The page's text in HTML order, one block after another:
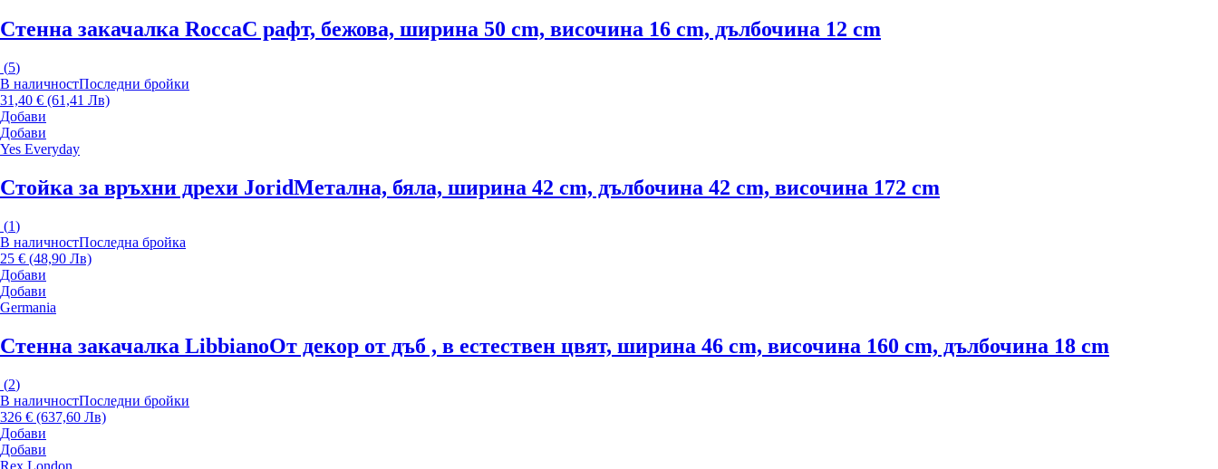
Стенна закачалка RoccaС рафт, бежова, ширина 50 cm, височина 16 cm, дълбочина 12 cm
(5)
В наличностПоследни бройки
31,40 € (61,41 Лв)
Добави
Добави
Yes Everyday
Стойка за връхни дрехи JoridМетална, бяла, ширина 42 cm, дълбочина 42 cm, височина 172 cm
(1)
В наличностПоследна бройка
25 € (48,90 Лв)
Добави
Добави
Germania
Стенна закачалка LibbianoОт декор от дъб , в естествен цвят, ширина 46 cm, височина 160 cm, дълбочина 18 cm
(2)
В наличностПоследни бройки
326 € (637,60 Лв)
Добави
Добави
Rex London